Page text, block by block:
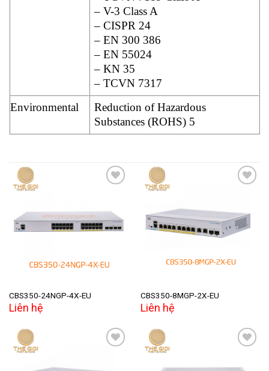
– V-3 Class A
– CISPR 24
– EN 300 386
– EN 55024
– KN 35
– TCVN 7317
Environmental
Reduction of Hazardous
Substances (ROHS) 5
Add to
wishlist
CBS350-24NGP-4X-EU
Liên hệ
Add to
wishlist
CBS350-8MGP-2X-EU
Liên hệ